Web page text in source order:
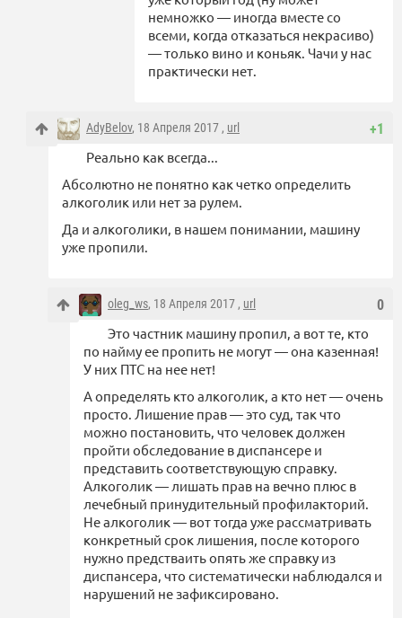
немножко — иногда вместе со
всеми, когда отказаться некрасиво)
— только вино и коньяк. Чачи у нас
практически нет.
+1
AdyBelov, 18 Апреля 2017 , url
Реально как всегда...
Абсолютно не понятно как четко определить
алкоголик или нет за рулем.
Да и алкоголики, в нашем понимании, машину
уже пропили.
0
oleg_ws, 18 Апреля 2017 , url
Это частник машину пропил, а вот те, кто
по найму ее пропить не могут — она казенная!
У них ПТС на нее нет!
А определять кто алкоголик, а кто нет — очень
просто. Лишение прав — это суд, так что
можно постановить, что человек должен
пройти обследование в диспансере и
представить соответствующую справку.
Алкоголик — лишать прав на вечно плюс в
лечебный принудительный профилакторий.
Не алкоголик — вот тогда уже рассматривать
конкретный срок лишения, после которого
нужно предстваить опять же справку из
диспансера, что систематически наблюдался и
нарушений не зафиксировано.